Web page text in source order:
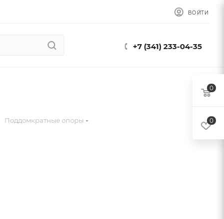
ВОЙТИ
+7 (341) 233-04-35
Поддомкратные опоры
0
0